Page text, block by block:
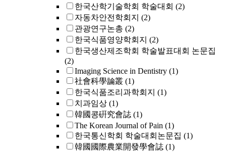
한국산학기술학회 학술대회 (2)
자동차안전학회지 (2)
관광연구논총 (2)
한국식품영양학회지 (2)
한국생산제조학회 학술발표대회 논문집
(2)
Imaging Science in Dentistry (1)
社會科學論叢 (1)
한국식품조리과학회지 (1)
치과임상 (1)
韓國콩硏究會誌 (1)
The Korean Journal of Pain (1)
한국통신학회 학술대회논문집 (1)
韓國國際農業開發學會誌 (1)